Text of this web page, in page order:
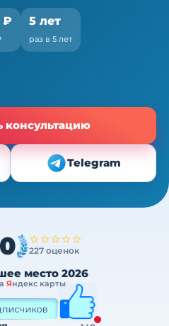
₽ 5 лет
раз в 5 лет
консультацию
Telegram
227 оценок
место 2026
Яндекс карты